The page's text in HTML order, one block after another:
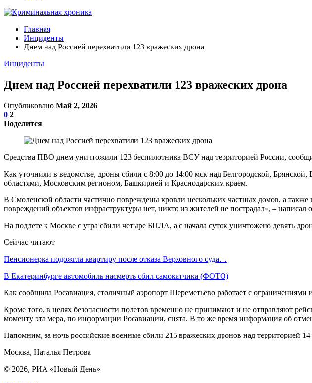
Главная
Инциденты
Днем над Россией перехватили 123 вражеских дрона
Инциденты
Днем над Россией перехватили 123 вражеских дрона
Опубликовано Май 2, 2026
0 2
Поделится
Средства ПВО днем уничтожили 123 беспилотника ВСУ над территорией России,
Как уточнили в ведомстве, дроны сбили с 8:00 до 14:00 мск над Белгородской,
областями, Московским регионом, Башкирией и Краснодарским краем.
В Смоленской области частично повреждены кровли нескольких частных домов, а
повреждений объектов инфраструктуры нет, никто из жителей не пострадал», –
На подлете к Москве с утра сбили четыре БПЛА, а с начала суток уничтожено девять
Сейчас читают
Пенсионерка подожгла квартиру после отказа Верховного суда…
В Екатеринбурге автомобиль насмерть сбил самокатчика (ФОТО)
Как сообщила Росавиация, столичный аэропорт Шереметьево работает с ограничениями
Кроме того, в целях безопасности полетов временно не принимают и не отправляют
моменту эта мера, по информации Росавиации, снята. В то же время информация об
Напомним, за ночь российские военные сбили 215 вражеских дронов над территорией
Москва, Наталья Петрова
© 2026, РИА «Новый День»